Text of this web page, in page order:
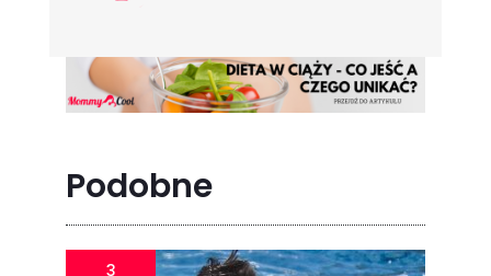
Podobne
3